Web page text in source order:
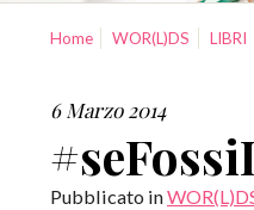
Home WOR(L)DS LIBRI
6 Marzo 2014
Pubblicato in